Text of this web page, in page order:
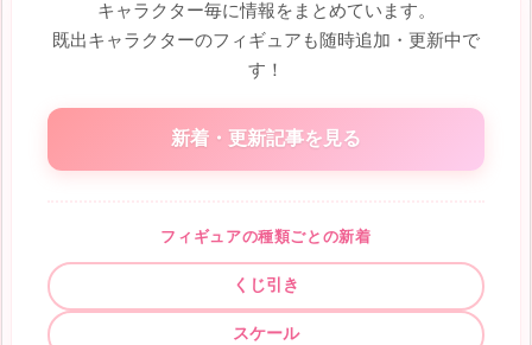
キャラクター毎に情報をまとめています。
既出キャラクターのフィギュアも随時追加・更新中で
す！
新着・更新記事を見る
フィギュアの種類ごとの新着
くじ引き
スケール